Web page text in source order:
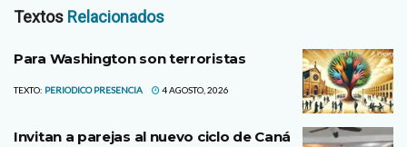
Textos Relacionados
Para Washington son terroristas
TEXTO: PERIODICO PRESENCIA 4 AGOSTO, 2026
Invitan a parejas al nuevo ciclo de Caná